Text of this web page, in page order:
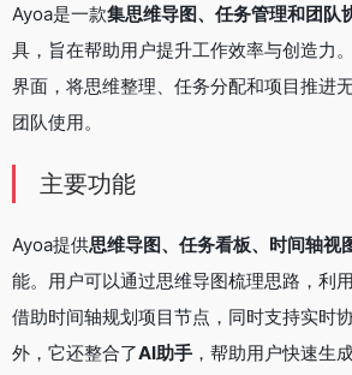
Ayoa是一款集思维导图、任务管理和团队
具，旨在帮助用户提升工作效率与创造力
界面，将思维整理、任务分配和项目推进
团队使用。
主要功能
Ayoa提供思维导图、任务看板、时间轴视
能。用户可以通过思维导图梳理思路，利
借助时间轴规划项目节点，同时支持实时
外，它还整合了AI助手 ，帮助用户快速生